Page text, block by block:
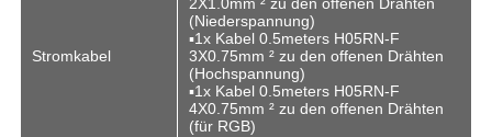
Stromkabel
2X1.0mm ² zu den offenen Drähten
(Niederspannung)
▪1x Kabel 0.5meters H05RN-F
3X0.75mm ² zu den offenen Drähten
(Hochspannung)
▪1x Kabel 0.5meters H05RN-F
4X0.75mm ² zu den offenen Drähten
(für RGB)